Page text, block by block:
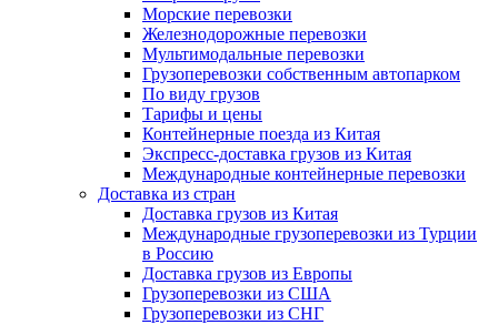
Морские перевозки
Железнодорожные перевозки
Мультимодальные перевозки
Грузоперевозки собственным автопарком
По виду грузов
Тарифы и цены
Контейнерные поезда из Китая
Экспресс-доставка грузов из Китая
Международные контейнерные перевозки
Доставка из стран
Доставка грузов из Китая
Международные грузоперевозки из Турции
в Россию
Доставка грузов из Европы
Грузоперевозки из США
Грузоперевозки из СНГ